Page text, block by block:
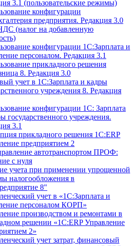
3.1 (пользовательские режимы)
конфигурации
предприятия. Редакция 3.0
(налог на добавленную
конфигурации 1С:Зарплата и
персоналом. Редакция 3.1
прикладного решения
8. Редакция 3.0
учет в 1С:Зарплата и кадры
учреждения 8. Редакция
конфигурации ‎1С: Зарплата
государственного учреждения.
3.1
прикладного решения 1С:ERP
предприятием 2
автотранспортом ПРОФ:
с нуля
учета при применении упрощенной
налогообложения в
8"
учет в «1C:Зарплата и
персоналом КОРП»
производством и ремонтами в
решении «1С:ERP Управление
2»
учет затрат, финансовый